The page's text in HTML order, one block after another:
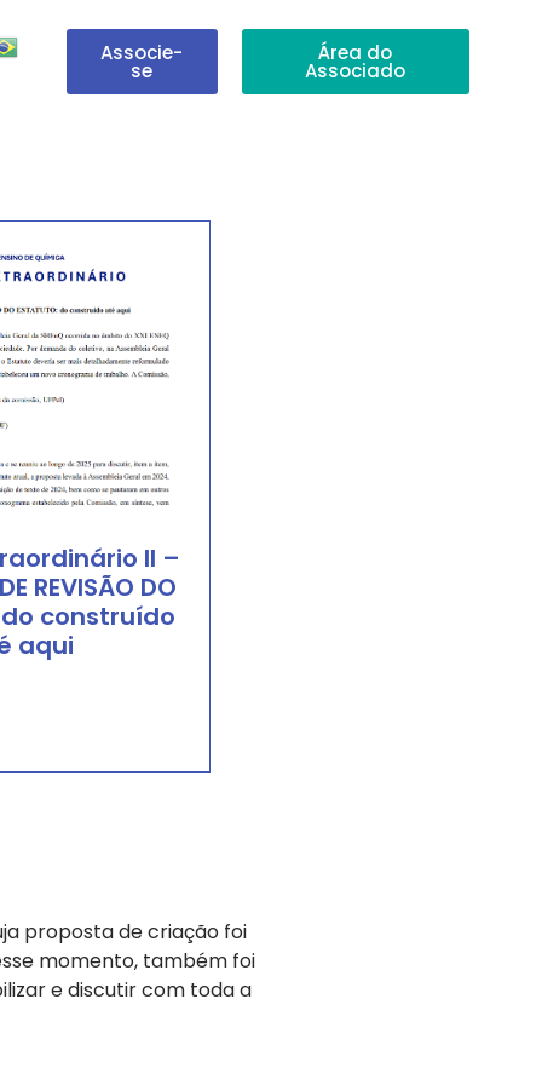
Associe-
se
Área do
Associado
II –
REVISÃO DO
do construído
aqui
proposta de criação foi
momento, também foi
e discutir com toda a